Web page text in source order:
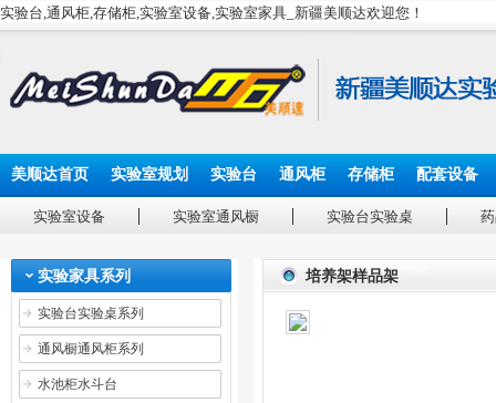
实验台,通风柜,存储柜,实验室设备,实验室家具_新疆美顺达欢迎您！
美顺达首页 实验室规划 实验台 通风柜 存储柜 配套设备
实验室设备 实验室通风橱 实验台实验桌
实验家具系列
实验台实验桌系列
通风橱通风柜系列
水池柜水斗台
培养架样品架